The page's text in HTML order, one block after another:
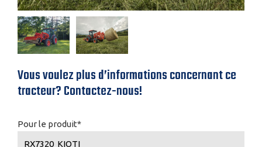
Vous voulez plus d’informations concernant ce
tracteur? Contactez-nous!
Pour le produit*